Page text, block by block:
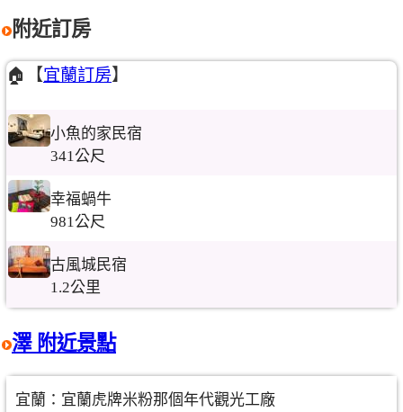
附近訂房
🏠【宜蘭訂房】
小魚的家民宿
341公尺
幸福蝸牛
981公尺
古風城民宿
1.2公里
澤 附近景點
宜蘭：宜蘭虎牌米粉那個年代觀光工廠